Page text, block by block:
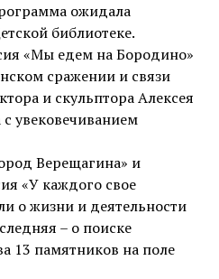
ожидала
библиотеке.
«Мы едем на Бородино»
сражении и связи
и скульптора Алексея
увековечиванием
Верещагина» и
«У каждого свое
о жизни и деятельности
– о поиске
13 памятников на поле